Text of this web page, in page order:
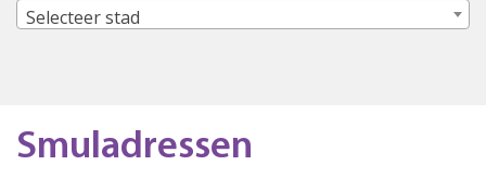
Selecteer stad
Smuladressen